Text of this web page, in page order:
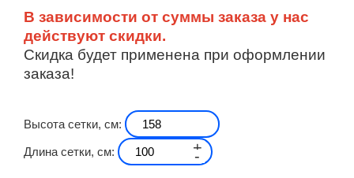
В зависимости от суммы заказа у нас
действуют скидки.
Скидка будет применена при оформлении
заказа!
Высота сетки, см:
Длина сетки, см: +
-